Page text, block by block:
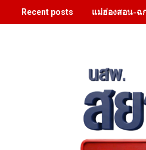
Recent posts แม่ฮ่องสอน-ฉ